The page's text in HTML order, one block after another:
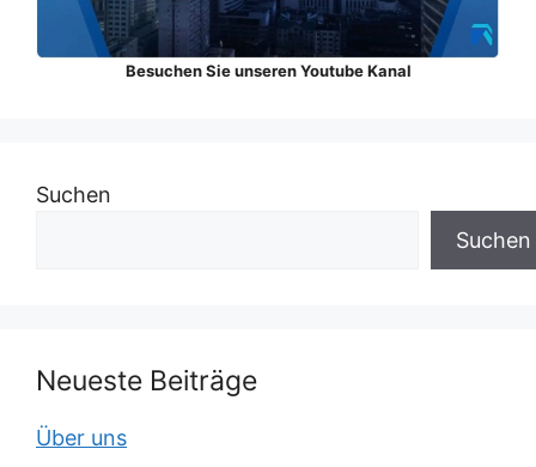
Besuchen Sie unseren Youtube Kanal
Suchen
Suchen
Neueste Beiträge
Über uns